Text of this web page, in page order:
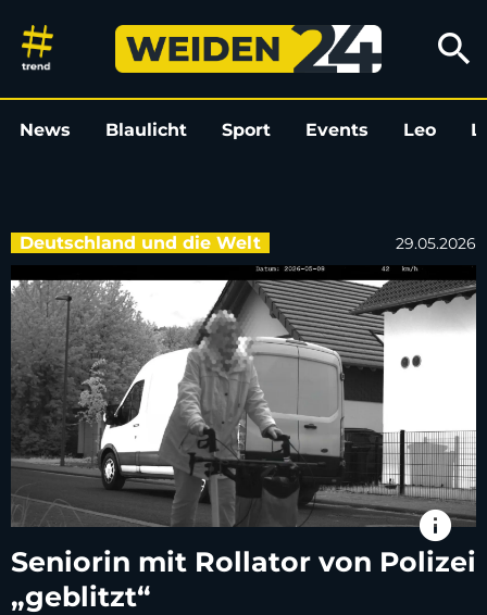
Seniorin mit Rollator von
search
News Blaulicht Sport Events Leo
Deutschland und die Welt 29.05.2026
info
Seniorin mit Rollator von Polizei
„geblitzt“